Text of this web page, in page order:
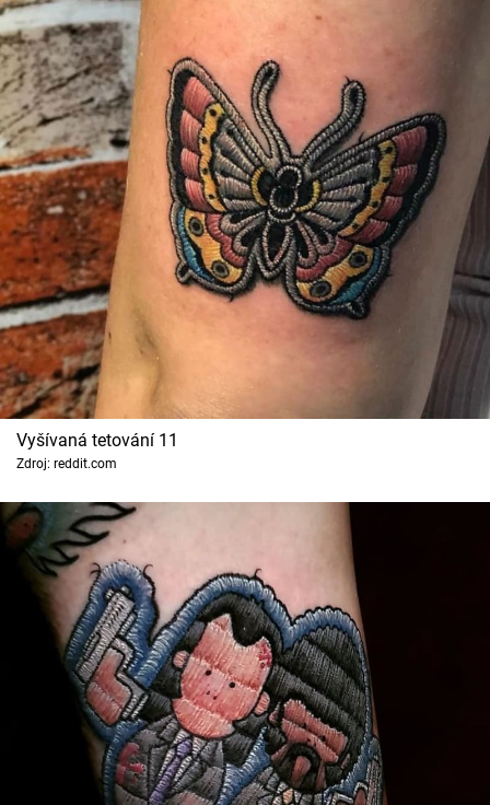
Vyšívaná tetování 11
Zdroj: reddit.com